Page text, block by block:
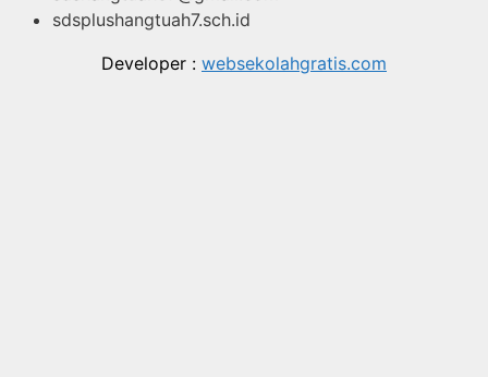
sdsplushangtuah7.sch.id
Developer : websekolahgratis.com